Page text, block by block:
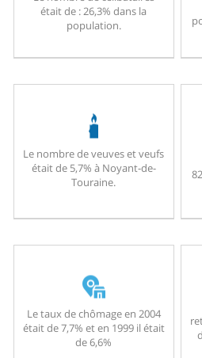
était de : 26,3% dans la
population.
Le nombre de veuves et veufs
était de 5,7% à Noyant-de-
Touraine.
Le taux de chômage en 2004
était de 7,7% et en 1999 il était
de 6,6%